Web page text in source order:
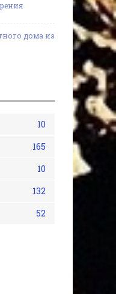
дома из
10
165
10
132
52